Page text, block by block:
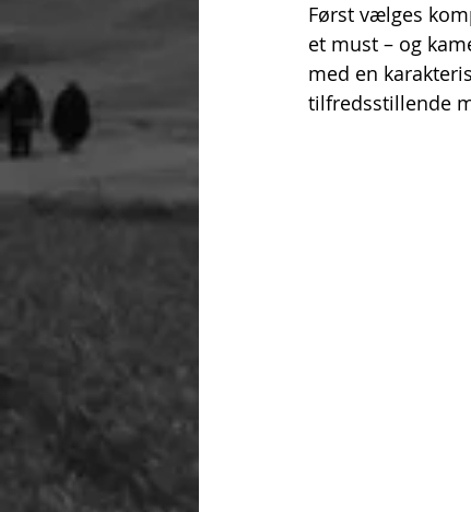
Først vælges
et must – og
med en
tilfredsstillende